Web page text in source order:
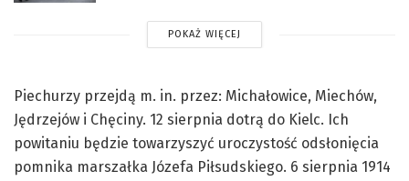
POKAŻ WIĘCEJ
Piechurzy przejdą m. in. przez: Michałowice, Miechów,
Jędrzejów i Chęciny. 12 sierpnia dotrą do Kielc. Ich
powitaniu będzie towarzyszyć uroczystość odsłonięcia
pomnika marszałka Józefa Piłsudskiego. 6 sierpnia 1914